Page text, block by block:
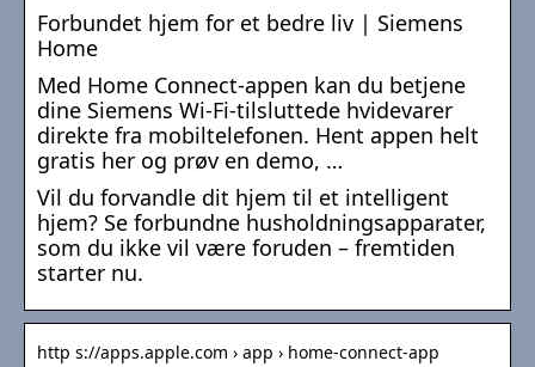
Forbundet hjem for et bedre liv | Siemens
Home
Med Home Connect-appen kan du betjene
dine Siemens Wi-Fi-tilsluttede hvidevarer
direkte fra mobiltelefonen. Hent appen helt
gratis her og prøv en demo, …
Vil du forvandle dit hjem til et intelligent
hjem? Se forbundne husholdningsapparater,
som du ikke vil være foruden – fremtiden
starter nu.
http s://apps.apple.com › app › home-connect-app